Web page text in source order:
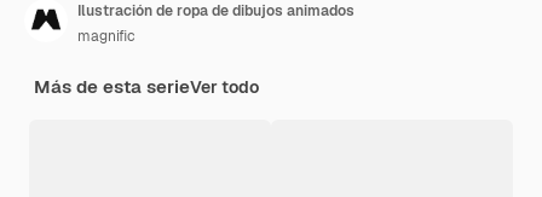
Ilustración de ropa de dibujos animados
magnific
Más de esta serieVer todo